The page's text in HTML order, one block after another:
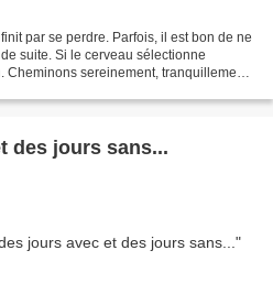
par se perdre. Parfois, il est bon de ne
suite. Si le cerveau sélectionne
sereinement, tranquillement,
des jours sans...